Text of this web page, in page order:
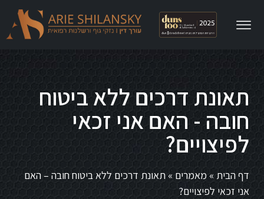
תאונת דרכים ללא ביטוח
חובה - האם אני זכאי
לפיצויים?
דף הבית »מאמרים » תאונת דרכים ללא ביטוח חובה – האם
אני זכאי לפיצויים?